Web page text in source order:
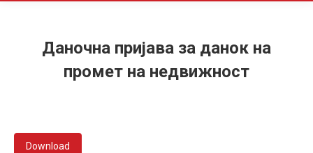
Даночна пријава за данок на
промет на недвижност
Download